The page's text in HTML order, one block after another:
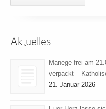
Aktuelles
Manege frei am
verpackt –
21. Januar 2026